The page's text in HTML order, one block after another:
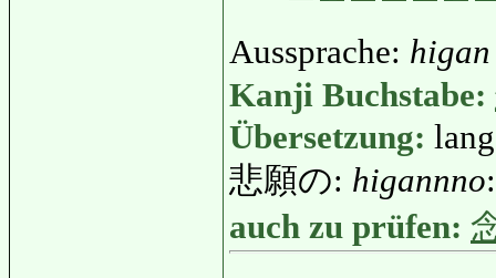
Aussprache: higan
Kanji Buchstabe:
Übersetzung:
悲願の: higannno
auch zu prüfen: